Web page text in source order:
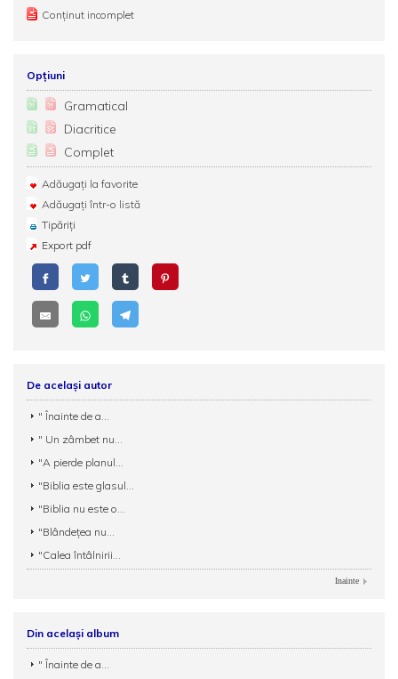
Conținut incomplet
Opțiuni
Gramatical
Diacritice
Complet
Adăugați la favorite
Adăugați într-o listă
Tipăriți
Export pdf
De același autor
" Înainte de a...
" Un zâmbet nu...
"A pierde planul...
"Biblia este glasul...
"Biblia nu este o...
"Blândeţea nu...
"Calea întâlnirii...
Inainte
Din același album
" Înainte de a...